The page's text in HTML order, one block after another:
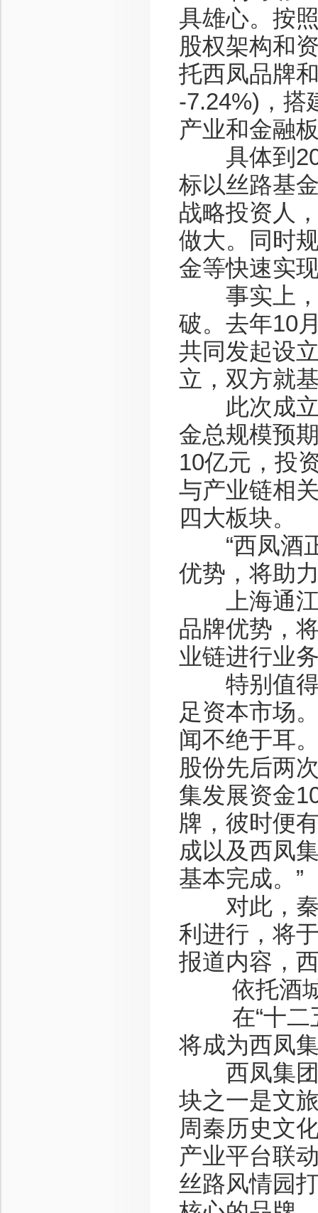
具雄心。按
股权架构和
托西凤品牌
-7.24%)，搭
产业和金融
具体到
标以丝路基
战略投资人
做大。同时
金等快速实
事实上，
破。去年10
共同发起设
立，双方就
此次成立
金总规模预
10亿元，投
与产业链相
四大板块。
“西凤酒正
优势，将助
上海通江
品牌优势，
业链进行业
特别值得
足资本市场
闻不绝于耳
股份先后两
集发展资金
牌，彼时便
成以及西凤
基本完成。”
对此，秦
利进行，将
报道内容，
依托酒城
在“十二五
将成为西凤
西凤集团“
块之一是文
周秦历史文
产业平台联
丝路风情园